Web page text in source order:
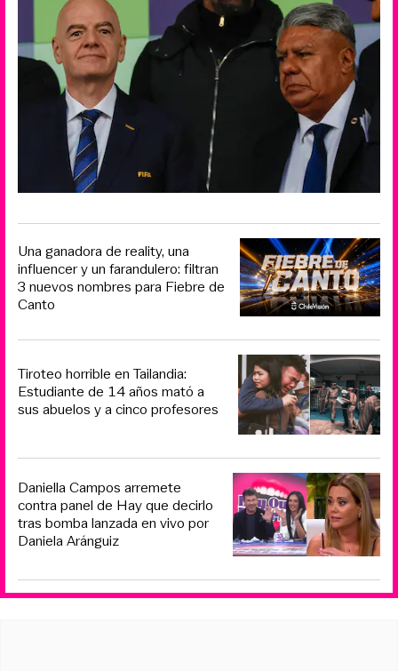
Una ganadora de reality, una
influencer y un farandulero: filtran
3 nuevos nombres para Fiebre de
Canto
Tiroteo horrible en Tailandia:
Estudiante de 14 años mató a
sus abuelos y a cinco profesores
Daniella Campos arremete
contra panel de Hay que decirlo
tras bomba lanzada en vivo por
Daniela Aránguiz